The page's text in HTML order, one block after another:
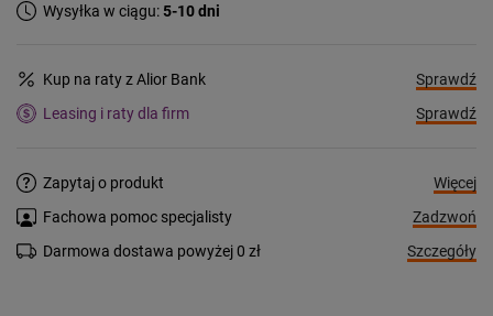
Wysyłka w ciągu:5-10 dni
Kup na raty z Alior Bank
Sprawdź
Leasing i raty dla firm
Sprawdź
Zapytaj o produkt
Więcej
Fachowa pomoc specjalisty
Zadzwoń
Darmowa dostawa powyżej 0 zł
Szczegóły